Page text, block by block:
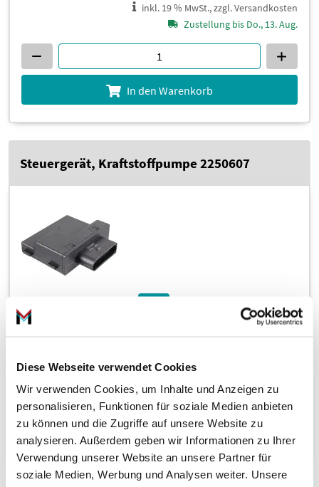
Diese Webseite verwendet Cookies
Wir verwenden Cookies, um Inhalte und Anzeigen zu
personalisieren, Funktionen für soziale Medien anbieten
zu können und die Zugriffe auf unsere Website zu
analysieren. Außerdem geben wir Informationen zu Ihrer
Verwendung unserer Website an unsere Partner für
soziale Medien, Werbung und Analysen weiter. Unsere
inkl. 19 % MwSt., zzgl. Versandkosten
Zustellung bis Do., 13. Aug.
In den Warenkorb
Steuergerät, Kraftstoffpumpe 2250607
–42%
94,05€
Zustellung bis Do., 13. Aug.
In den Warenkorb